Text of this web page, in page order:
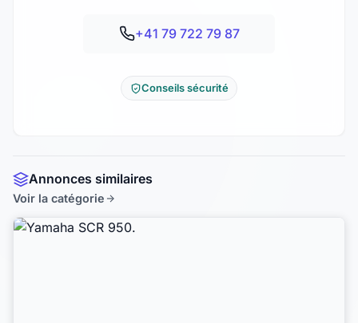
+41 79 722 79 87
Conseils sécurité
Annonces similaires
Voir la catégorie